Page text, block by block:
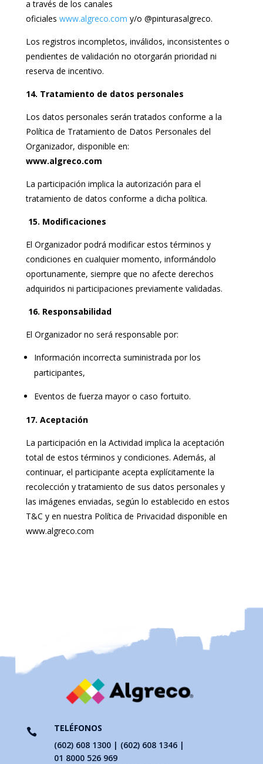
a través de los canales
oficiales www.algreco.com y/o @pinturasalgreco.
Los registros incompletos, inválidos, inconsistentes o
pendientes de validación no otorgarán prioridad ni
reserva de incentivo.
14. Tratamiento de datos personales
Los datos personales serán tratados conforme a la
Política de Tratamiento de Datos Personales del
Organizador, disponible en:
www.algreco.com
La participación implica la autorización para el
tratamiento de datos conforme a dicha política.
15. Modificaciones
El Organizador podrá modificar estos términos y
condiciones en cualquier momento, informándolo
oportunamente, siempre que no afecte derechos
adquiridos ni participaciones previamente validadas.
16. Responsabilidad
El Organizador no será responsable por:
Información incorrecta suministrada por los
participantes,
Eventos de fuerza mayor o caso fortuito.
17. Aceptación
La participación en la Actividad implica la aceptación
total de estos términos y condiciones. Además, al
continuar, el participante acepta explícitamente la
recolección y tratamiento de sus datos personales y
las imágenes enviadas, según lo establecido en estos
T&C y en nuestra Política de Privacidad disponible en
www.algreco.com

TELÉFONOS
(602) 608 1300 | (602) 608 1346 |
01 8000 526 969